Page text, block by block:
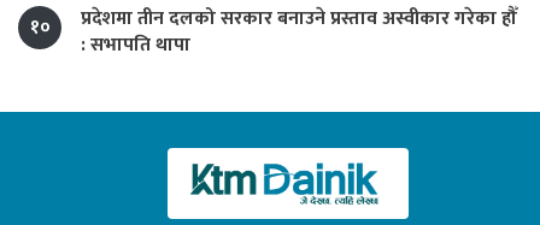
१०
प्रदेशमा तीन दलको सरकार बनाउने प्रस्ताव अस्वीकार गरेका हौँ
: सभापति थापा